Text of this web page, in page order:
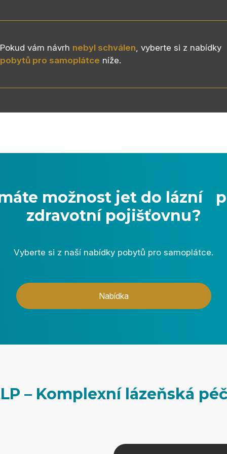
Pokud vám návrh nebyl schválen, vyberte si z nabídky
pobytů pro samoplátce níže.
možnost jet do lázní
zdravotní pojišťovnu?
Vyberte si z naší nabídky pobytů pro samoplátce.
Nabídka
– Komplexní lázeňská